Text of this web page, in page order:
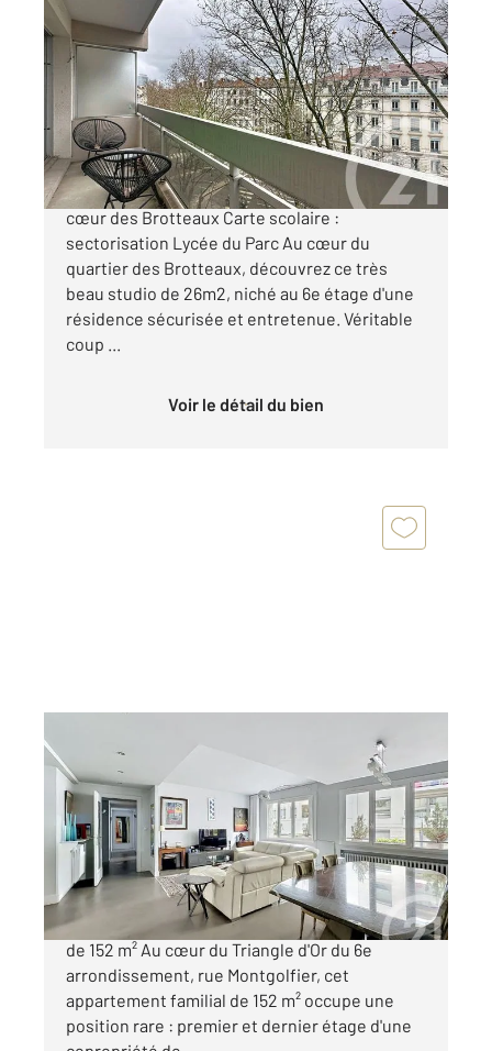
LYON 69006
26,06 m2 , 1 pièce
Ref : 818
Appartement F1 à vendre
195 000 €
**SOUS OFFRE** Studio avec extérieur , au
cœur des Brotteaux Carte scolaire :
sectorisation Lycée du Parc Au cœur du
quartier des Brotteaux, découvrez ce très
beau studio de 26m2, niché au 6e étage d'une
résidence sécurisée et entretenue. Véritable
coup ...
Voir le détail du bien
152,04 m
Ref : 735
Appartement F5 à vendre
780 000 €
LYON 6 TRIANGLE D'OR | Rue Montgolfier | T5
de 152 m² Au cœur du Triangle d'Or du 6e
arrondissement, rue Montgolfier, cet
appartement familial de 152 m² occupe une
position rare : premier et dernier étage d'une